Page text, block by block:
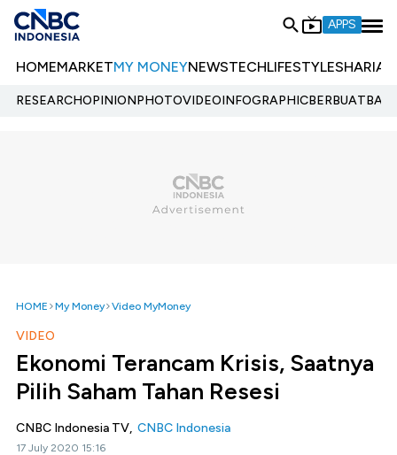
APPS
HOMEMARKETMY MONEYNEWSTECHLIFESTYLESHARIA
RESEARCHOPINIONPHOTOVIDEOINFOGRAPHIC
HOME My Money Video MyMoney
VIDEO
Ekonomi Terancam Krisis, Saatnya
Pilih Saham Tahan Resesi
CNBC Indonesia TV, CNBC Indonesia
17 July 2020 15:16